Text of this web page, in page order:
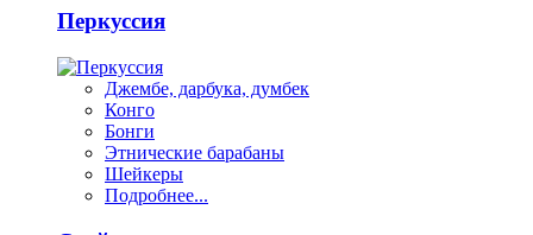
Перкуссия
Джембе, дарбука, думбек
Конго
Бонги
Этнические барабаны
Шейкеры
Подробнее...